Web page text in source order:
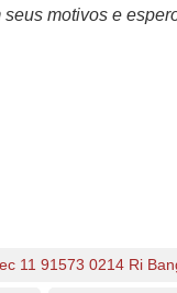
motivos e
11 91573 0214 Ri